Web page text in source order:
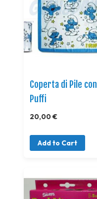
Coperta di Pile con
Puffi
20,00 €
Add to Cart